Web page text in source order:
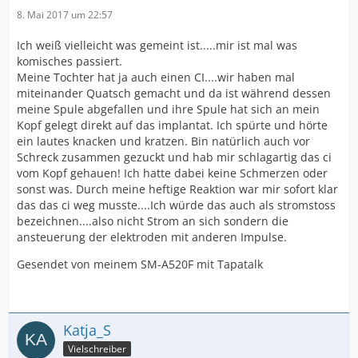
8. Mai 2017 um 22:57
Ich weiß vielleicht was gemeint ist.....mir ist mal was
komisches passiert.
Meine Tochter hat ja auch einen CI....wir haben mal
miteinander Quatsch gemacht und da ist während dessen
meine Spule abgefallen und ihre Spule hat sich an mein
Kopf gelegt direkt auf das implantat. Ich spürte und hörte
ein lautes knacken und kratzen. Bin natürlich auch vor
Schreck zusammen gezuckt und hab mir schlagartig das ci
vom Kopf gehauen! Ich hatte dabei keine Schmerzen oder
sonst was. Durch meine heftige Reaktion war mir sofort klar
das das ci weg musste....Ich würde das auch als stromstoss
bezeichnen....also nicht Strom an sich sondern die
ansteuerung der elektroden mit anderen Impulse.
Gesendet von meinem SM-A520F mit Tapatalk
Katja_S
Vielschreiber